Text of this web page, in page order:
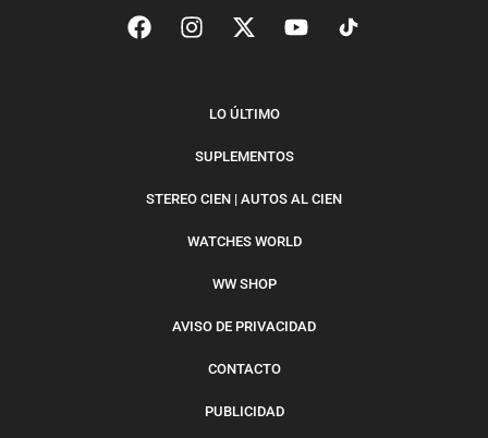
LO ÚLTIMO
SUPLEMENTOS
STEREO CIEN | AUTOS AL CIEN
WATCHES WORLD
WW SHOP
AVISO DE PRIVACIDAD
CONTACTO
PUBLICIDAD